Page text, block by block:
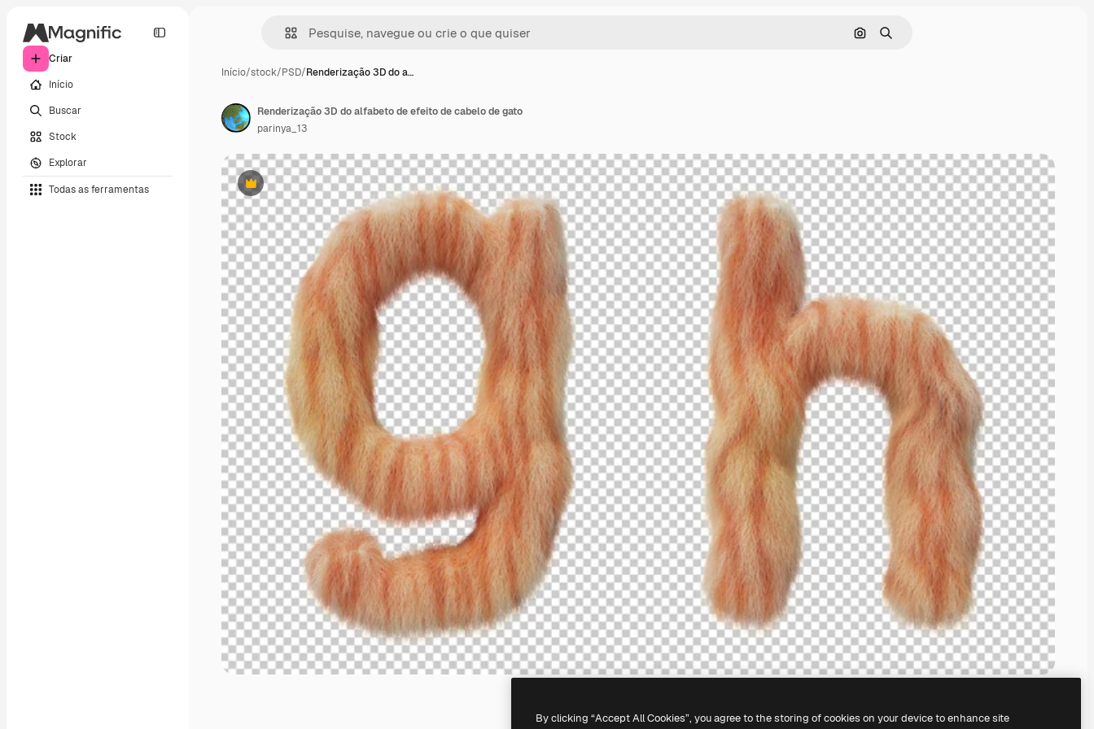
Criar
Início
Buscar
Stock
Explorar
Todas as ferramentas
Pesquisar por imagem
Buscar
Início/stock/PSD/Renderização 3D do a…
Premium
Renderização 3D do alfabeto de efeito de cabelo de gato
parinya_13
By clicking “Accept All Cookies”, you agree to the storing of cookies on your device to enhance site